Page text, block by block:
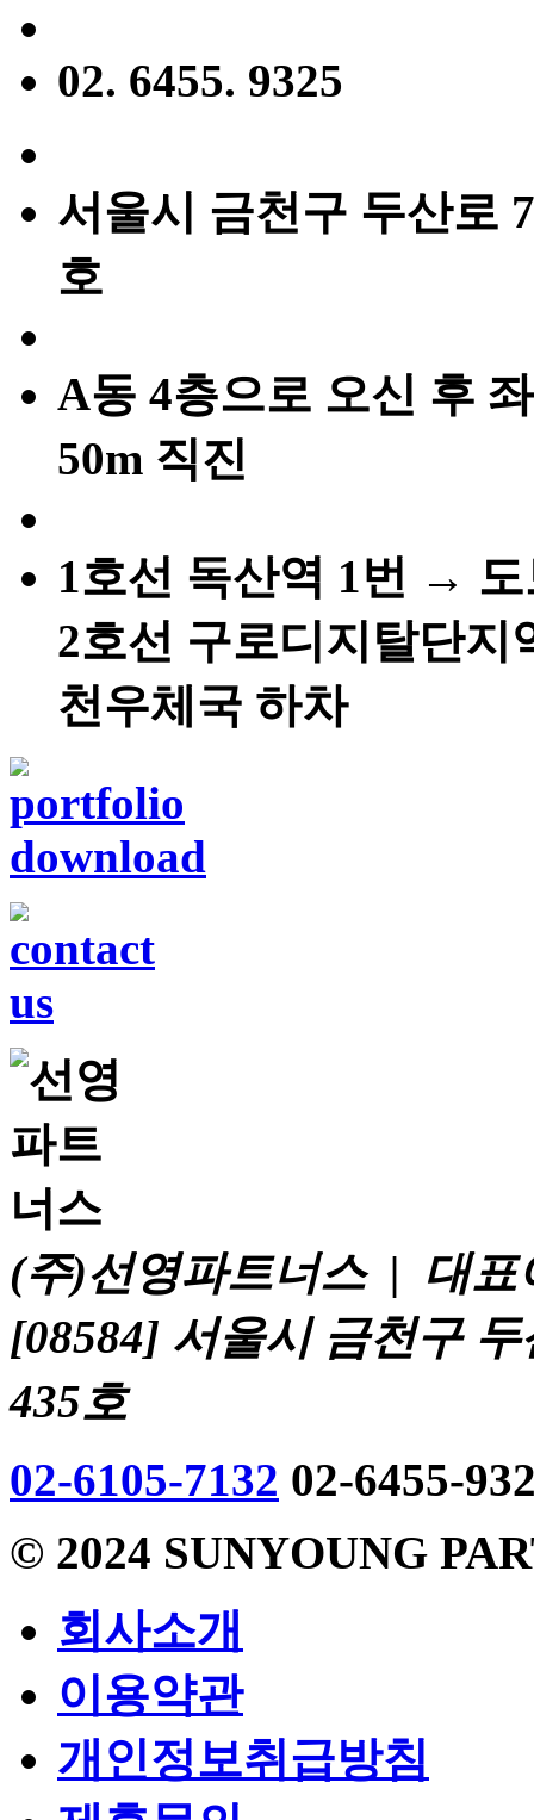
02. 6455. 9325
서울시 금천구 두산로
호
A동 4층으로 오신 후
50m 직진
1호선 독산역 1번 → 도
2호선 구로디지탈단
천우체국 하차
(주)선영파트너스 | 대표
[08584] 서울시 금천구
435호
02-6105-7132 02-6455-
© 2024 SUNYOUNG
회사소개
이용약관
개인정보취급방침